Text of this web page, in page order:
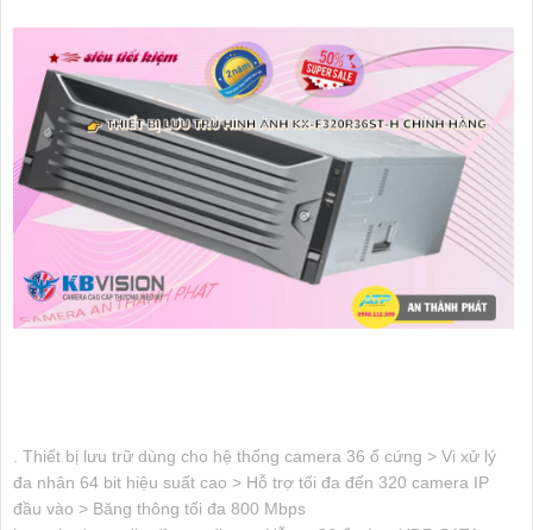
. Thiết bị lưu trữ dùng cho hệ thống camera 36 ổ cứng > Vi xử lý
đa nhân 64 bit hiệu suất cao > Hỗ trợ tối đa đến 320 camera IP
đầu vào > Băng thông tối đa 800 Mbps